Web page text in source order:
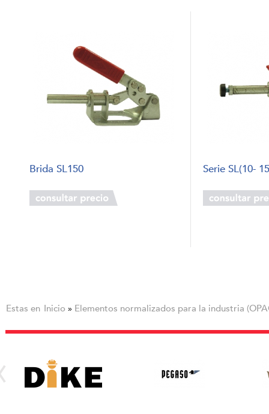
Brida SL150 Serie SL(10-
Estas en Inicio » Elementos normalizados para la industria